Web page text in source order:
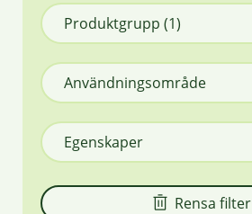
Produktgrupp (1)
Användningsområde
Egenskaper
Rensa filter